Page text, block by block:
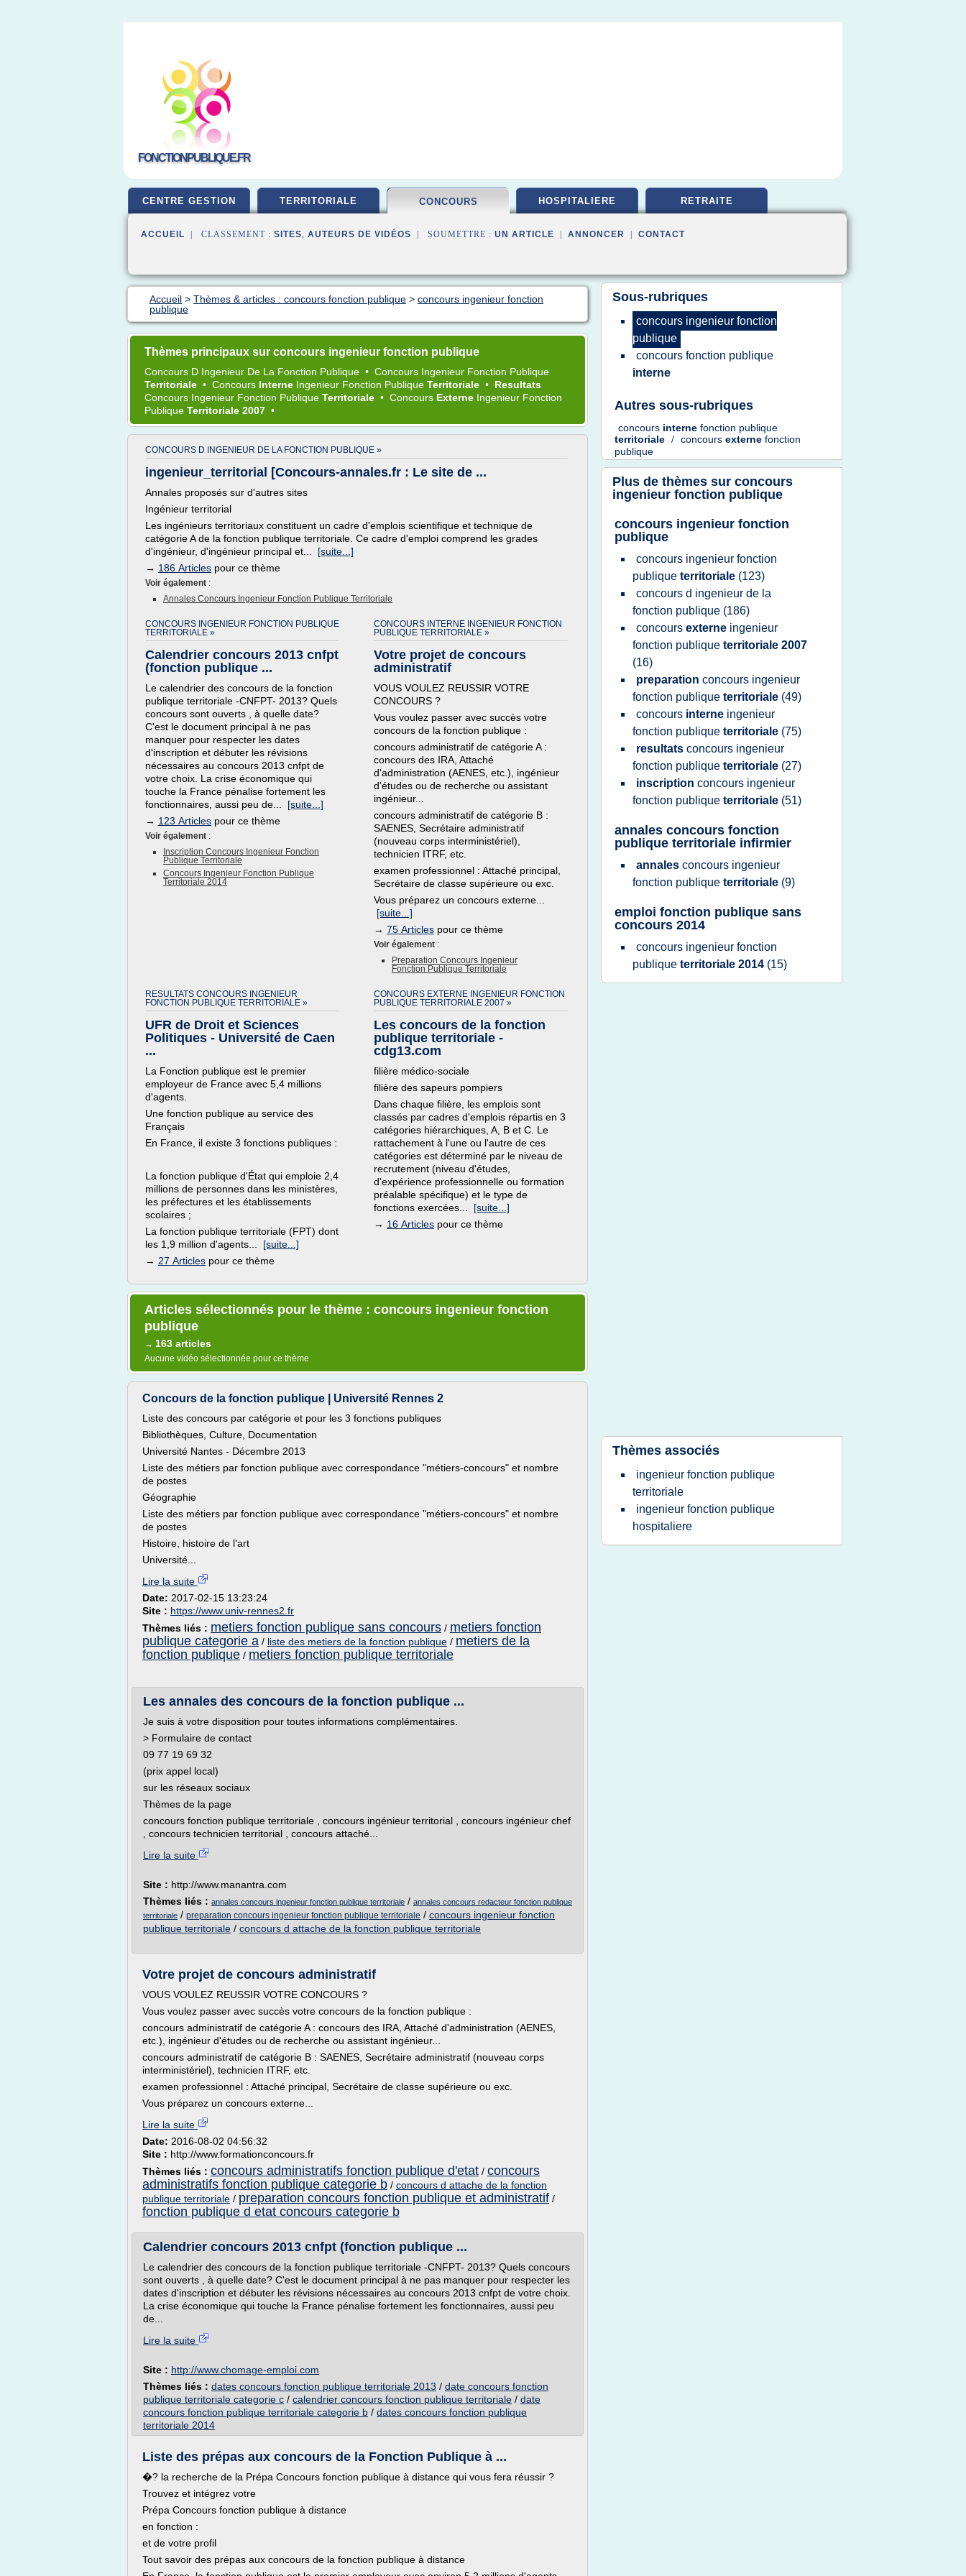
FONCTIONPUBLIQUE.FR
CENTRE GESTION TERRITORIALE CONCOURS HOSPITALIERE RETRAITE
ACCUEIL | CLASSEMENT : SITES, AUTEURS DE VIDÉOS | SOUMETTRE : UN ARTICLE ANNONCER CONTACT
Accueil > Thèmes & articles : concours fonction publique > concours ingenieur fonction
publique
Thèmes principaux sur concours ingenieur fonction publique
Concours D Ingenieur De La Fonction Publique • Concours Ingenieur Fonction Publique
Territoriale • Concours Interne Ingenieur Fonction Publique Territoriale • Resultats
Concours Ingenieur Fonction Publique Territoriale • Concours Externe Ingenieur Fonction
Publique Territoriale 2007 •
CONCOURS D INGENIEUR DE LA FONCTION PUBLIQUE »
ingenieur_territorial [Concours-annales.fr : Le site de ...
Annales proposés sur d'autres sites
Ingénieur territorial
Les ingénieurs territoriaux constituent un cadre d'emplois scientifique et technique de
catégorie A de la fonction publique territoriale. Ce cadre d'emploi comprend les grades
d'ingénieur, d'ingénieur principal et... [suite...]
→ 186 Articles pour ce thème
Voir également :
Annales Concours Ingenieur Fonction Publique Territoriale
CONCOURS INGENIEUR FONCTION PUBLIQUE
TERRITORIALE »
Calendrier concours 2013 cnfpt
(fonction publique ...
Le calendrier des concours de la fonction
publique territoriale -CNFPT- 2013? Quels
concours sont ouverts , à quelle date?
C'est le document principal à ne pas
manquer pour respecter les dates
d'inscription et débuter les révisions
nécessaires au concours 2013 cnfpt de
votre choix. La crise économique qui
touche la France pénalise fortement les
fonctionnaires, aussi peu de... [suite...]
→ 123 Articles pour ce thème
Voir également :
Inscription Concours Ingenieur Fonction
Publique Territoriale
Concours Ingenieur Fonction Publique
Territoriale 2014
CONCOURS INTERNE INGENIEUR FONCTION
PUBLIQUE TERRITORIALE »
Votre projet de concours
administratif
VOUS VOULEZ REUSSIR VOTRE
CONCOURS ?
Vous voulez passer avec succès votre
concours de la fonction publique :
concours administratif de catégorie A :
concours des IRA, Attaché
d'administration (AENES, etc.), ingénieur
d'études ou de recherche ou assistant
ingénieur...
concours administratif de catégorie B :
SAENES, Secrétaire administratif
(nouveau corps interministériel),
technicien ITRF, etc.
examen professionnel : Attaché principal,
Secrétaire de classe supérieure ou exc.
Vous préparez un concours externe...
[suite...]
→ 75 Articles pour ce thème
Voir également :
Preparation Concours Ingenieur
Fonction Publique Territoriale
RESULTATS CONCOURS INGENIEUR
FONCTION PUBLIQUE TERRITORIALE »
UFR de Droit et Sciences
Politiques - Université de Caen
...
La Fonction publique est le premier
employeur de France avec 5,4 millions
d'agents.
Une fonction publique au service des
Français
En France, il existe 3 fonctions publiques :
La fonction publique d'État qui emploie 2,4
millions de personnes dans les ministères,
les préfectures et les établissements
scolaires ;
La fonction publique territoriale (FPT) dont
les 1,9 million d'agents... [suite...]
→ 27 Articles pour ce thème
CONCOURS EXTERNE INGENIEUR FONCTION
PUBLIQUE TERRITORIALE 2007 »
Les concours de la fonction
publique territoriale -
cdg13.com
filière médico-sociale
filière des sapeurs pompiers
Dans chaque filière, les emplois sont
classés par cadres d'emplois répartis en 3
catégories hiérarchiques, A, B et C. Le
rattachement à l'une ou l'autre de ces
catégories est déterminé par le niveau de
recrutement (niveau d'études,
d'expérience professionnelle ou formation
préalable spécifique) et le type de
fonctions exercées... [suite...]
→ 16 Articles pour ce thème
Articles sélectionnés pour le thème : concours ingenieur fonction
publique
→ 163 articles
Aucune vidéo sélectionnée pour ce thème
Concours de la fonction publique | Université Rennes 2
Liste des concours par catégorie et pour les 3 fonctions publiques
Bibliothèques, Culture, Documentation
Université Nantes - Décembre 2013
Liste des métiers par fonction publique avec correspondance "métiers-concours" et nombre
de postes
Géographie
Liste des métiers par fonction publique avec correspondance "métiers-concours" et nombre
de postes
Histoire, histoire de l'art
Université...
Lire la suite
Date: 2017-02-15 13:23:24
Site : https://www.univ-rennes2.fr
Thèmes liés : metiers fonction publique sans concours / metiers fonction
publique categorie a / liste des metiers de la fonction publique / metiers de la
fonction publique / metiers fonction publique territoriale
Les annales des concours de la fonction publique ...
Je suis à votre disposition pour toutes informations complémentaires.
> Formulaire de contact
09 77 19 69 32
(prix appel local)
sur les réseaux sociaux
Thèmes de la page
concours fonction publique territoriale , concours ingénieur territorial , concours ingénieur chef
, concours technicien territorial , concours attaché...
Lire la suite
Site : http://www.manantra.com
Thèmes liés : annales concours ingenieur fonction publique territoriale / annales concours redacteur fonction publique
territoriale / preparation concours ingenieur fonction publique territoriale / concours ingenieur fonction
publique territoriale / concours d attache de la fonction publique territoriale
Votre projet de concours administratif
VOUS VOULEZ REUSSIR VOTRE CONCOURS ?
Vous voulez passer avec succès votre concours de la fonction publique :
concours administratif de catégorie A : concours des IRA, Attaché d'administration (AENES,
etc.), ingénieur d'études ou de recherche ou assistant ingénieur...
concours administratif de catégorie B : SAENES, Secrétaire administratif (nouveau corps
interministériel), technicien ITRF, etc.
examen professionnel : Attaché principal, Secrétaire de classe supérieure ou exc.
Vous préparez un concours externe...
Lire la suite
Date: 2016-08-02 04:56:32
Site : http://www.formationconcours.fr
Thèmes liés : concours administratifs fonction publique d'etat / concours
administratifs fonction publique categorie b / concours d attache de la fonction
publique territoriale / preparation concours fonction publique et administratif /
fonction publique d etat concours categorie b
Calendrier concours 2013 cnfpt (fonction publique ...
Le calendrier des concours de la fonction publique territoriale -CNFPT- 2013? Quels concours
sont ouverts , à quelle date? C'est le document principal à ne pas manquer pour respecter les
dates d'inscription et débuter les révisions nécessaires au concours 2013 cnfpt de votre choix.
La crise économique qui touche la France pénalise fortement les fonctionnaires, aussi peu
de...
Lire la suite
Site : http://www.chomage-emploi.com
Thèmes liés : dates concours fonction publique territoriale 2013 / date concours fonction
publique territoriale categorie c / calendrier concours fonction publique territoriale / date
concours fonction publique territoriale categorie b / dates concours fonction publique
territoriale 2014
Liste des prépas aux concours de la Fonction Publique à ...
�? la recherche de la Prépa Concours fonction publique à distance qui vous fera réussir ?
Trouvez et intégrez votre
Prépa Concours fonction publique à distance
en fonction :
et de votre profil
Tout savoir des prépas aux concours de la fonction publique à distance
Sous-rubriques
concours ingenieur fonction
publique
concours fonction publique
interne
Autres sous-rubriques
concours interne fonction publique
territoriale / concours externe fonction
publique
Plus de thèmes sur concours
ingenieur fonction publique
concours ingenieur fonction
publique
concours ingenieur fonction
publique territoriale (123)
concours d ingenieur de la
fonction publique (186)
concours externe ingenieur
fonction publique territoriale 2007
(16)
preparation concours ingenieur
fonction publique territoriale (49)
concours interne ingenieur
fonction publique territoriale (75)
resultats concours ingenieur
fonction publique territoriale (27)
inscription concours ingenieur
fonction publique territoriale (51)
annales concours fonction
publique territoriale infirmier
annales concours ingenieur
fonction publique territoriale (9)
emploi fonction publique sans
concours 2014
concours ingenieur fonction
publique territoriale 2014 (15)
Thèmes associés
ingenieur fonction publique
territoriale
ingenieur fonction publique
hospitaliere